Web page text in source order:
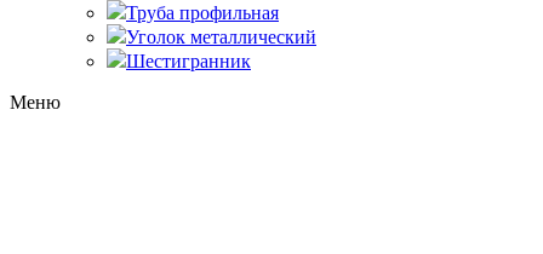
Труба профильная
Уголок металлический
Шестигранник
Меню